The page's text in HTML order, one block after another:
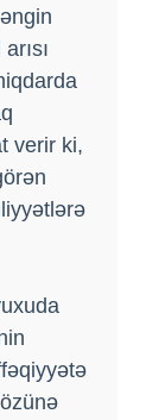
verir ki,